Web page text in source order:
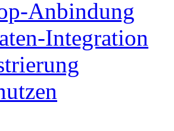
Anbindung
Integration